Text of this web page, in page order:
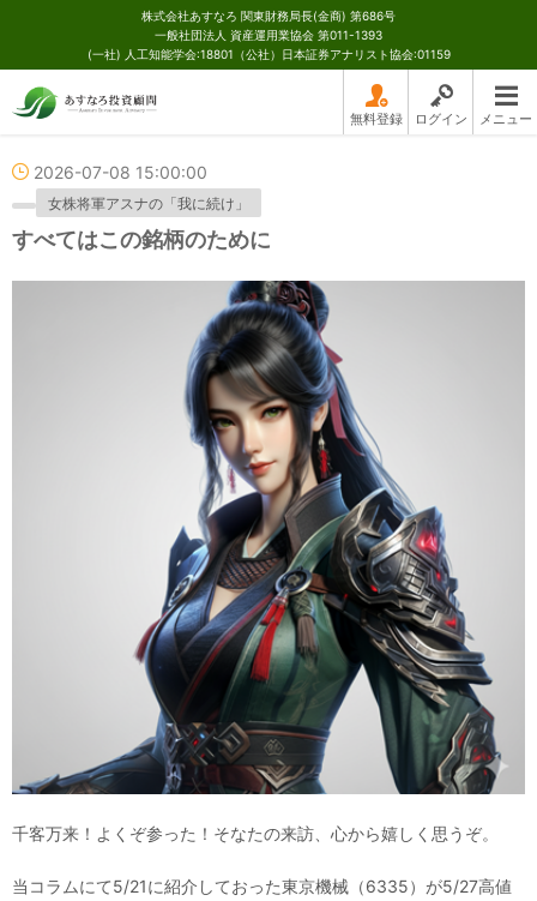
株式会社あすなろ 関東財務局長(金商) 第686号
一般社団法人 資産運用業協会 第011-1393
(一社) 人工知能学会:18801（公社）日本証券アナリスト協会:01159
無料登録 ログイン メニュー
2026-07-08 15:00:00
女株将軍アスナの「我に続け」
すべてはこの銘柄のために
千客万来！よくぞ参った！そなたの来訪、心から嬉しく思うぞ。
当コラムにて5/21に紹介しておった東京機械（6335）が5/27高値